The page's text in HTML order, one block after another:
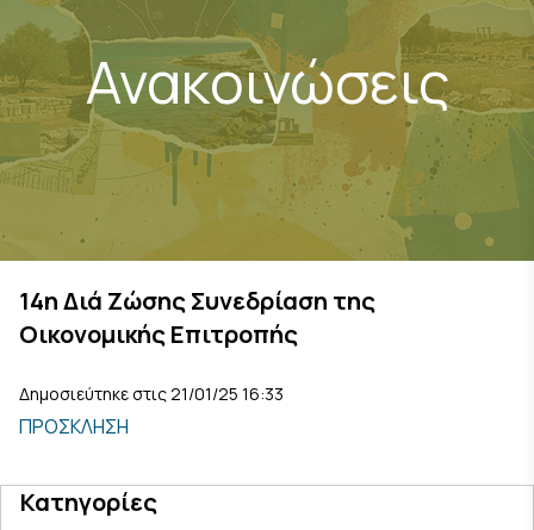
Ανακοινώσεις
14η Διά Ζώσης Συνεδρίαση της
Οικονομικής Επιτροπής
Δημοσιεύτηκε στις 21/01/25 16:33
ΠΡΟΣΚΛΗΣΗ
Κατηγορίες